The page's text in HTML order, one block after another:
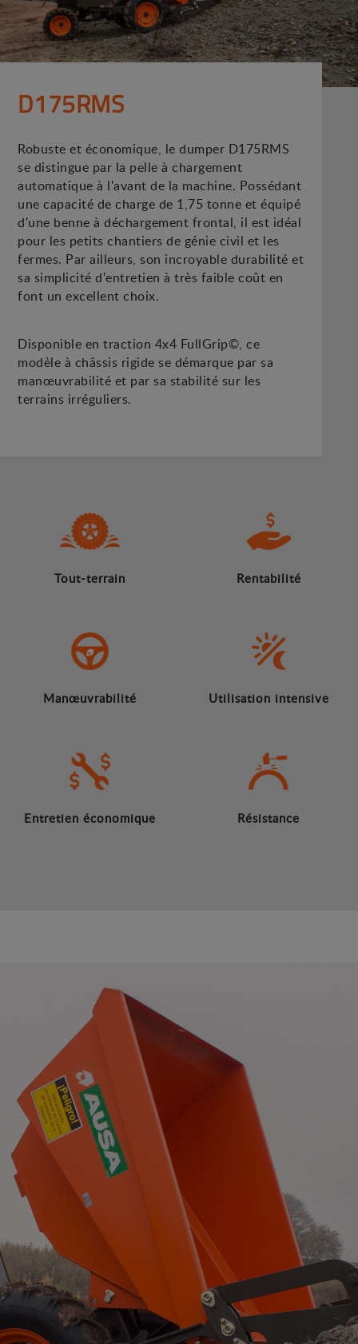
D175RMS
Robuste et économique, le dumper D175RMS
se distingue par la pelle à chargement
automatique à l'avant de la machine. Possédant
une capacité de charge de 1,75 tonne et équipé
d'une benne à déchargement frontal, il est idéal
pour les petits chantiers de génie civil et les
fermes. Par ailleurs, son incroyable durabilité et
sa simplicité d'entretien à très faible coût en
font un excellent choix.
Disponible en traction 4x4 FullGrip©, ce
modèle à châssis rigide se démarque par sa
manœuvrabilité et par sa stabilité sur les
terrains irréguliers.
Tout-terrain Rentabilité
Manœuvrabilité Utilisation intensive
Entretien économique Résistance